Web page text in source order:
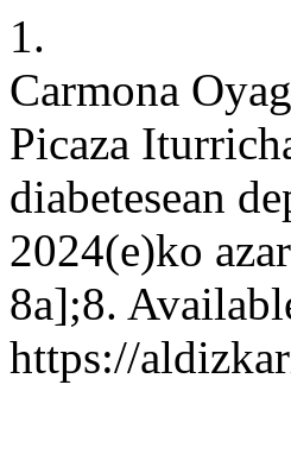
1.
Carmona
Picaza
diabetesean
2024(e)ko
8a];8.
https://